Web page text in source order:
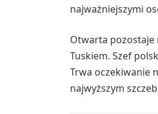
najważniejszymi
Otwarta
Tuskiem. Szef
Trwa oczekiwanie
najwyższym